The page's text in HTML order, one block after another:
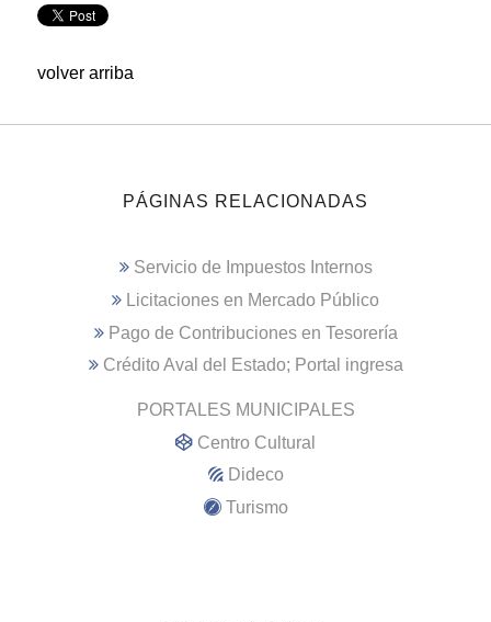
volver arriba
PÁGINAS RELACIONADAS
Servicio de Impuestos Internos
Licitaciones en Mercado Público
Pago de Contribuciones en Tesorería
Crédito Aval del Estado; Portal ingresa
PORTALES MUNICIPALES
Centro Cultural
Dideco
Turismo